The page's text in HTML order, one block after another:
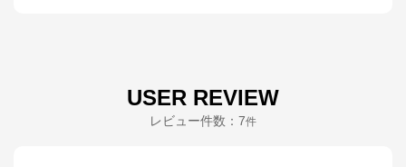
USER REVIEW
レビュー件数： 7件